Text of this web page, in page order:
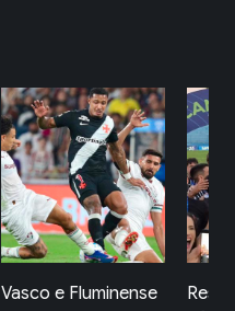
Vasco e Fluminense